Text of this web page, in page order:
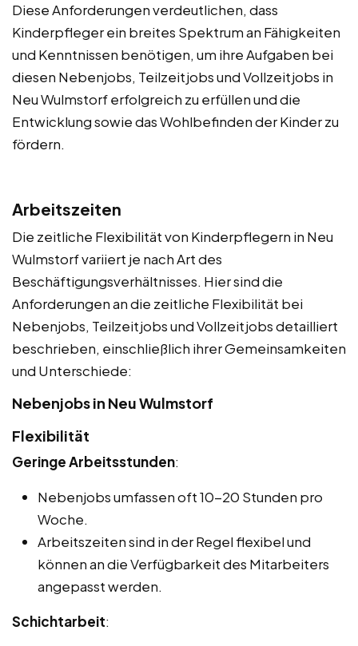
Diese Anforderungen verdeutlichen, dass
Kinderpfleger ein breites Spektrum an Fähigkeiten
und Kenntnissen benötigen, um ihre Aufgaben bei
diesen Nebenjobs, Teilzeitjobs und Vollzeitjobs in
Neu Wulmstorf erfolgreich zu erfüllen und die
Entwicklung sowie das Wohlbefinden der Kinder zu
fördern.
Arbeitszeiten
Die zeitliche Flexibilität von Kinderpflegern in Neu
Wulmstorf variiert je nach Art des
Beschäftigungsverhältnisses. Hier sind die
Anforderungen an die zeitliche Flexibilität bei
Nebenjobs, Teilzeitjobs und Vollzeitjobs detailliert
beschrieben, einschließlich ihrer Gemeinsamkeiten
und Unterschiede:
Nebenjobs in Neu Wulmstorf
Flexibilität
Geringe Arbeitsstunden:
Nebenjobs umfassen oft 10-20 Stunden pro
Woche.
Arbeitszeiten sind in der Regel flexibel und
können an die Verfügbarkeit des Mitarbeiters
angepasst werden.
Schichtarbeit: